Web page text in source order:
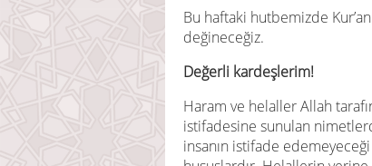
Bu haftaki hutbemizde
değineceğiz.
Değerli kardeşlerim!
Haram ve helaller Allah
istifadesine sunulan
insanın istifade edemeyeceği